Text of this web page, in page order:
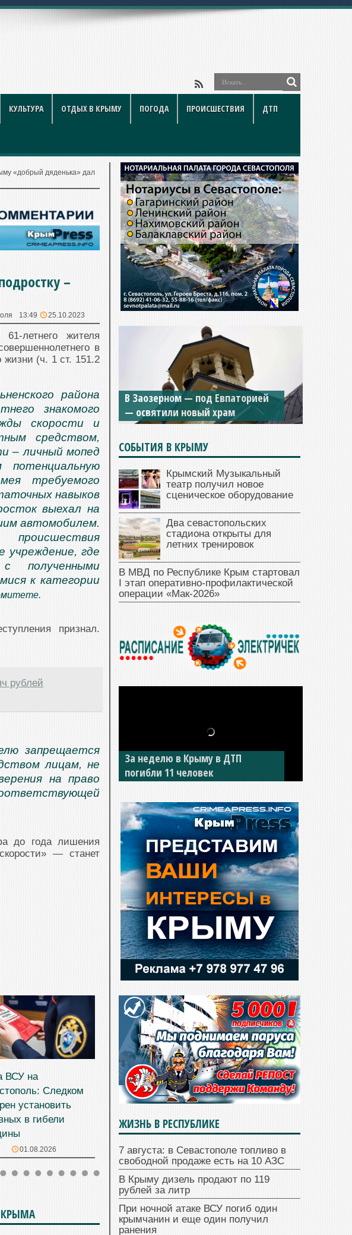
новостройки
КУЛЬТУРА ОТДЫХ В КРЫМУ ПОГОДА ПРОИСШЕСТВИЯ ДТП
«добрый дяденька» дал
–
13:49 25.10.2023
летнего жителя
в
(ч. 1 ст. 151.2
района
знакомого
скорости и
средством,
– личный мопед
требуемого
навыков
выехал на
автомобилем.
происшествия
учреждение, где
полученными
к категории
признал.
рублей
запрещается
лицам, не
на право
до года лишения
— станет
ВСУ на
Следком
установить
в гибели
01.08.2026
КРЫМА
Мужской монастырь Косьмы и
Дамиана в Крыму вновь открыт
для посещения
СОБЫТИЯ В КРЫМУ
Крымский Музыкальный
театр получил новое
сценическое оборудование
Два севастопольских
стадиона открыты для
летних тренировок
В МВД по Республике Крым стартовал
I этап оперативно‑профилактической
операции «Мак‑2026»
В Джанкое водитель ВАЗа сбил
двух детей на «зебре»
ЖИЗНЬ В РЕСПУБЛИКЕ
7 августа: в Севастополе топливо в
свободной продаже есть на 10 АЗС
В Крыму дизель продают по 119
рублей за литр
При ночной атаке ВСУ погиб один
крымчанин и еще один получил
ранения